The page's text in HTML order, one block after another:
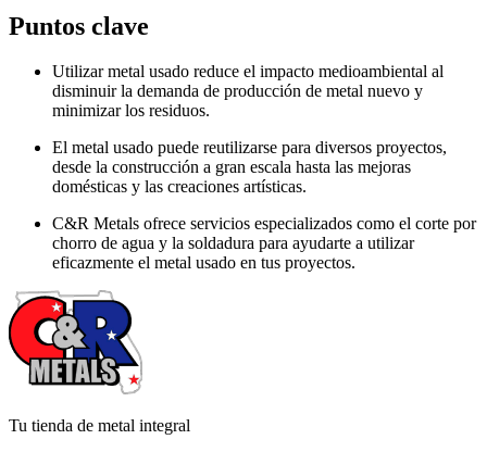
Puntos clave
Utilizar metal usado reduce el impacto medioambiental al
disminuir la demanda de producción de metal nuevo y
minimizar los residuos.
El metal usado puede reutilizarse para diversos proyectos,
desde la construcción a gran escala hasta las mejoras
domésticas y las creaciones artísticas.
C&R Metals ofrece servicios especializados como el corte por
chorro de agua y la soldadura para ayudarte a utilizar
eficazmente el metal usado en tus proyectos.
Tu tienda de metal integral